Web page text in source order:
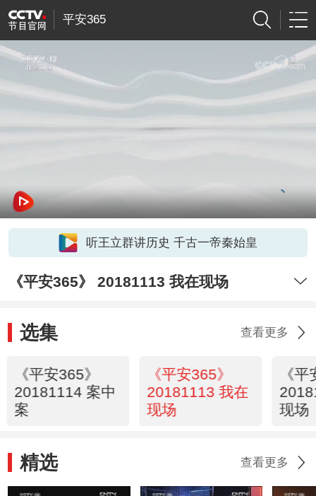
平安365
听王立群讲历史 千古一帝秦始皇
《平安365》 20181113 我在现场
选集 查看更多
《平安365》
20181114 案中
案
《平安365》
20181113 我在
现场
《
现场
精选 查看更多